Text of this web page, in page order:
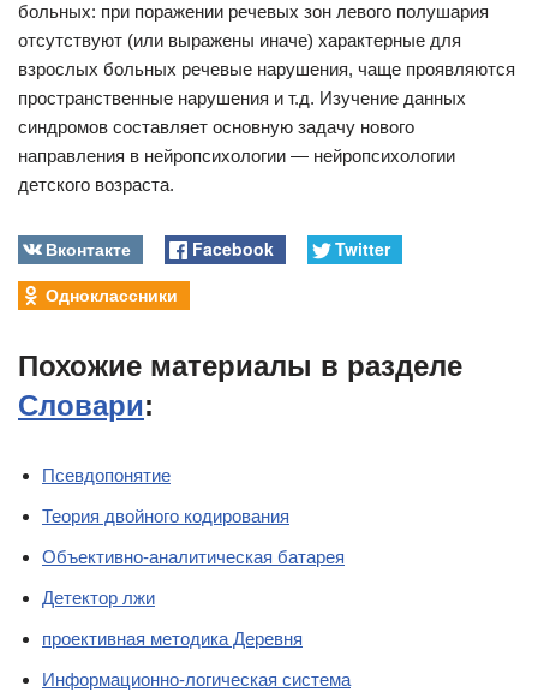
больных: при поражении речевых зон левого полушария
отсутствуют (или выражены иначе) характерные для
взрослых больных речевые нарушения, чаще проявляются
пространственные нарушения и т.д. Изучение данных
синдромов составляет основную задачу нового
направления в нейропсихологии — нейропсихологии
детского возраста.
Вконтакте Facebook
Twitter
Одноклассники
Похожие материалы в разделе
Словари:
Псевдопонятие
Теория двойного кодирования
Объективно-аналитическая батарея
Детектор лжи
проективная методика Деревня
Информационно-логическая система